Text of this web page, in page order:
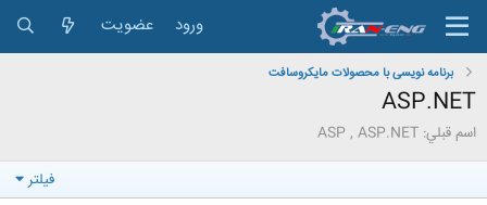
ورود عضویت
برنامه نویسی با محصولات مایکروسافت
ASP.NET
اسم قبلي: ASP , ASP.NET
فیلتر